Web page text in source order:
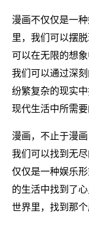
漫画不仅仅是一
里，我们可以摆
可以在无限的想
我们可以通过深
纷繁复杂的现实
现代生活中所需要
漫画，不止于漫
我们可以找到无
仅仅是一种娱乐
的生活中找到了
世界里，找到那